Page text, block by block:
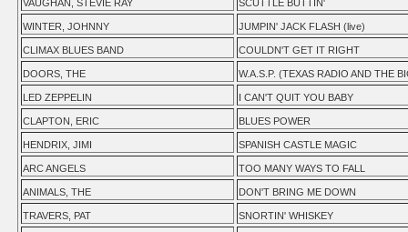
VAUGHAN, STEVIE RAY SCUTTLE BUTTIN'
WINTER, JOHNNY JUMPIN' JACK FLASH (live)
CLIMAX BLUES BAND COULDN'T GET IT RIGHT
DOORS, THE W.A.S.P. (TEXAS RADIO AND THE
LED ZEPPELIN I CAN'T QUIT YOU BABY
CLAPTON, ERIC BLUES POWER
HENDRIX, JIMI SPANISH CASTLE MAGIC
ARC ANGELS TOO MANY WAYS TO FALL
ANIMALS, THE DON'T BRING ME DOWN
TRAVERS, PAT SNORTIN' WHISKEY